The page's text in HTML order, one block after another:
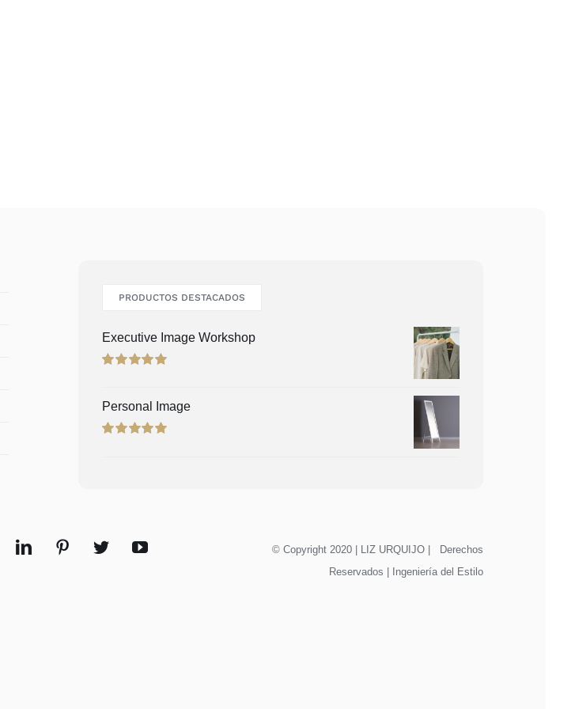
PRODUCTOS DESTACADOS
Executive Image Workshop
Personal Image
© Copyright 2020 | LIZ URQUIJO | Derechos
Reservados | Ingeniería del Estilo